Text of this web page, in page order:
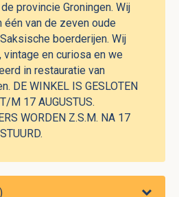
provincie Groningen. Wij
van de zeven oude
boerderijen. Wij
vintage en curiosa en we
in restauratie van
DE WINKEL IS GESLOTEN
M 17 AUGUSTUS.
WORDEN Z.S.M. NA 17